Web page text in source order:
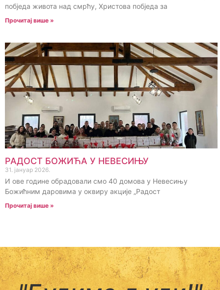
побједа живота над смрћу, Христова побједа за
Прочитај више »
РАДОСТ БОЖИЋА У НЕВЕСИЊУ
31. јануар 2026.
И ове године обрадовали смо 40 домова у Невесињу
Божићним даровима у оквиру акције „Радост
Прочитај више »